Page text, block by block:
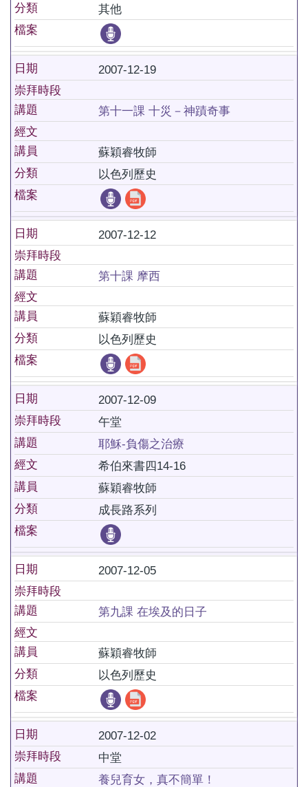
分類
其他
檔案
日期
2007-12-19
崇拜時段
講題
第十一課 十災－神蹟奇事
經文
講員
蘇穎睿牧師
分類
以色列歷史
檔案
日期
2007-12-12
崇拜時段
講題
第十課 摩西
經文
講員
蘇穎睿牧師
分類
以色列歷史
檔案
日期
2007-12-09
崇拜時段
午堂
講題
耶穌-負傷之治療
經文
希伯來書四14-16
講員
蘇穎睿牧師
分類
成長路系列
檔案
日期
2007-12-05
崇拜時段
講題
第九課 在埃及的日子
經文
講員
蘇穎睿牧師
分類
以色列歷史
檔案
日期
2007-12-02
崇拜時段
中堂
講題
養兒育女，真不簡單！